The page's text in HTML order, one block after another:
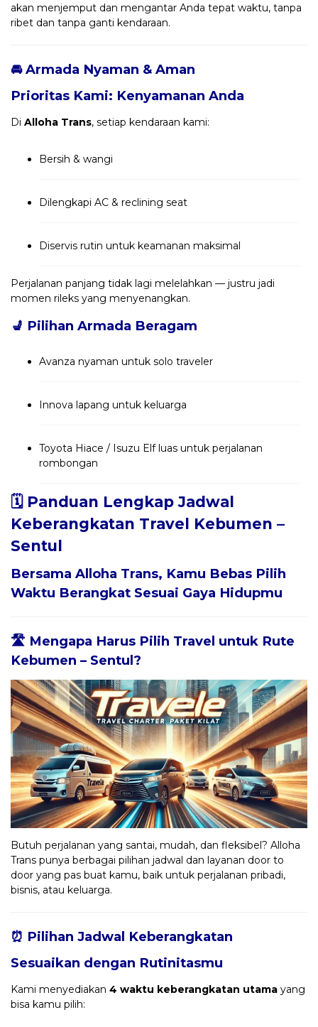
akan menjemput dan mengantar Anda tepat waktu, tanpa
ribet dan tanpa ganti kendaraan.
🚘 Armada Nyaman & Aman
Prioritas Kami: Kenyamanan Anda
Di Alloha Trans, setiap kendaraan kami:
Bersih & wangi
Dilengkapi AC & reclining seat
Diservis rutin untuk keamanan maksimal
Perjalanan panjang tidak lagi melelahkan — justru jadi
momen rileks yang menyenangkan.
💺 Pilihan Armada Beragam
Avanza nyaman untuk solo traveler
Innova lapang untuk keluarga
Toyota Hiace / Isuzu Elf luas untuk perjalanan
rombongan
🗓️ Panduan Lengkap Jadwal
Keberangkatan Travel Kebumen –
Sentul
Bersama Alloha Trans, Kamu Bebas Pilih
Waktu Berangkat Sesuai Gaya Hidupmu
🛣️ Mengapa Harus Pilih Travel untuk Rute
Kebumen – Sentul?
Butuh perjalanan yang santai, mudah, dan fleksibel? Alloha
Trans punya berbagai pilihan jadwal dan layanan door to
door yang pas buat kamu, baik untuk perjalanan pribadi,
bisnis, atau keluarga.
⏰ Pilihan Jadwal Keberangkatan
Sesuaikan dengan Rutinitasmu
Kami menyediakan 4 waktu keberangkatan utama yang
bisa kamu pilih: